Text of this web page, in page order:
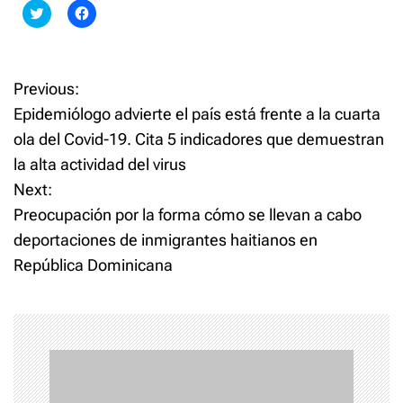
C
l
o
s
a
e
o
n
T
w
i
t
t
e
r
(
O
s
i
n
n
e
w
w
i
C
l
a
r
e
n
F
e
b
o
o
k
(
n
s
i
n
P
o
s
t
n
v
i
Previous:
Epidemiólogo advierte el país está frente a la cuarta
ola del Covid-19. Cita 5 indicadores que demuestran
la alta actividad del virus
Next:
Preocupación por la forma cómo se llevan a cabo
deportaciones de inmigrantes haitianos en
República Dominicana